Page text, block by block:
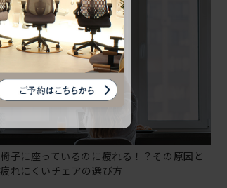
椅子に座っているのに疲れる！？その原因と
疲れにくいチェアの選び方